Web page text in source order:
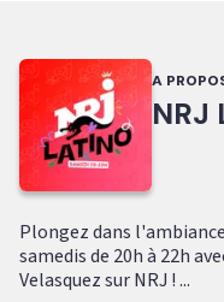
A
NRJ
Plongez dans
samedis de 20h à 22h
Velasquez sur NRJ ! ...